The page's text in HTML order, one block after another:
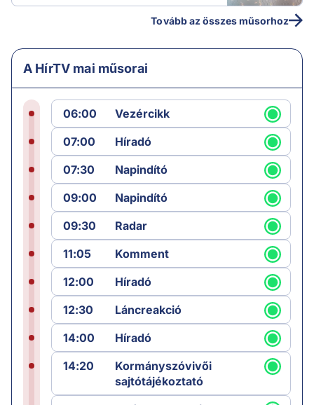
Tovább az összes műsorhoz
A HírTV mai műsorai
06:00
Vezércikk
07:00
Híradó
07:30
Napindító
09:00
Napindító
09:30
Radar
11:05
Komment
12:00
Híradó
12:30
Láncreakció
14:00
Híradó
14:20
Kormányszóvivői
sajtótájékoztató